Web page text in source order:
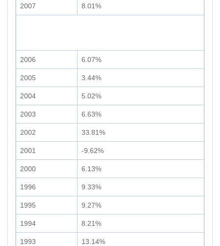
2007 8.01%
2006 6.07%
2005 3.44%
2004 5.02%
2003 6.63%
2002 33.81%
2001 -9.62%
2000 6.13%
1996 9.33%
1995 9.27%
1994 8.21%
1993 13.14%